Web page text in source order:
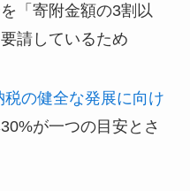
「寄附金額の3割以
請しているため
の健全な発展に向け
が一つの目安とさ